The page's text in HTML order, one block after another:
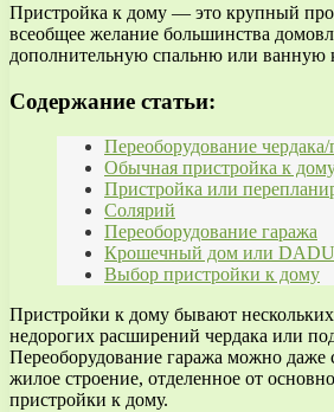
Пристройка к дому — это крупный
всеобщее желание большинства
дополнительную спальню или ванную
Содержание статьи:
Переоборудование чердака/
Обычная пристройка к
Пристройка или
Солярий
Переоборудование гаража
Крошечный дом или DADU
Выбор пристройки к дому
Пристройки к дому бывают
недорогих расширений чердака или
Переоборудование гаража можно даже
жилое строение, отделенное от
пристройки к дому.